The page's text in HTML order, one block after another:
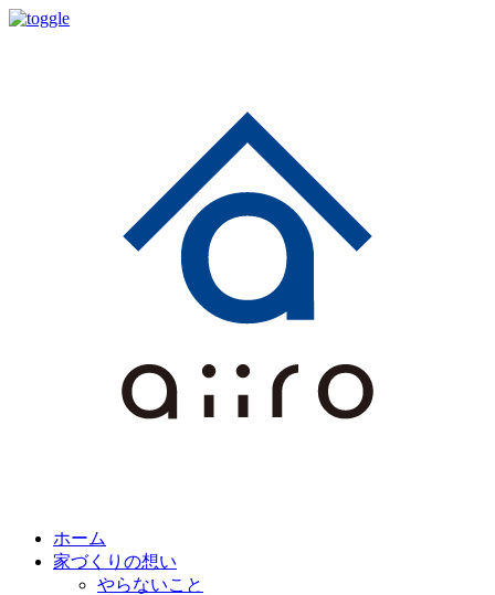
ホーム
家づくりの想い
やらないこと